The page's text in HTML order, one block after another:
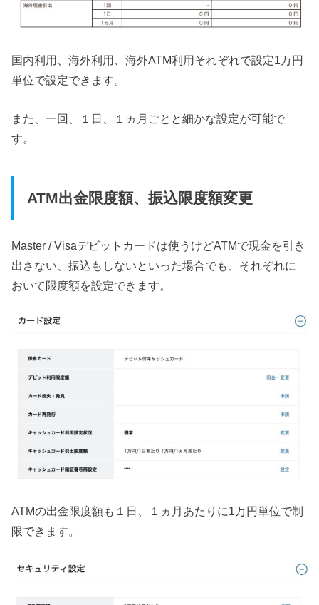
国内利用、海外利用、海外ATM利用それぞれで設定1万円
単位で設定できます。
また、一回、１日、１ヵ月ごとと細かな設定が可能で
す。
ATM出金限度額、振込限度額変更
Master / Visaデビットカードは使うけどATMで現金を引き
出さない、振込もしないといった場合でも、それぞれに
おいて限度額を設定できます。
ATMの出金限度額も１日、１ヵ月あたりに1万円単位で制
限できます。